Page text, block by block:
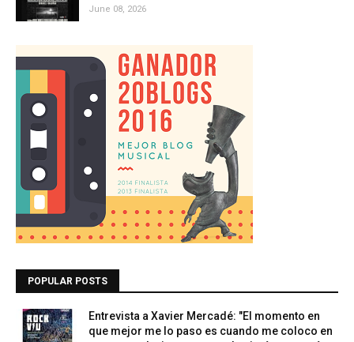
June 08, 2026
POPULAR POSTS
Entrevista a Xavier Mercadé: "El momento en
que mejor me lo paso es cuando me coloco en